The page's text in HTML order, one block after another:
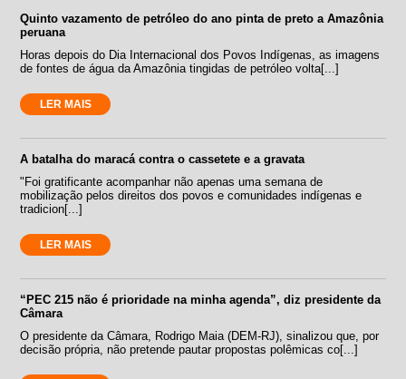
Quinto vazamento de petróleo do ano pinta de preto a Amazônia
peruana
Horas depois do Dia Internacional dos Povos Indígenas, as imagens
de fontes de água da Amazônia tingidas de petróleo volta[...]
LER MAIS
A batalha do maracá contra o cassetete e a gravata
"Foi gratificante acompanhar não apenas uma semana de
mobilização pelos direitos dos povos e comunidades indígenas e
tradicion[...]
LER MAIS
“PEC 215 não é prioridade na minha agenda”, diz presidente da
Câmara
O presidente da Câmara, Rodrigo Maia (DEM-RJ), sinalizou que, por
decisão própria, não pretende pautar propostas polêmicas co[...]